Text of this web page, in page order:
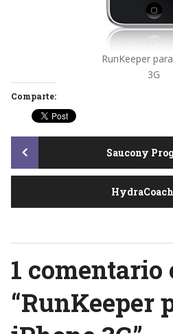
RunKeeper
3G
Comparte:
Post
Saucony
HydraCoach
1 comentario
“RunKeeper